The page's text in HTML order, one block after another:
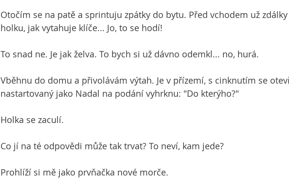
Otočím se na patě a sprintuju zpátky do bytu. Před vchodem už
holku, jak vytahuje klíče... Jo, to se hodí!
To snad ne. Je jak želva. To bych si už dávno odemkl... no, hurá.
Vběhnu do domu a přivolávám výtah. Je v přízemí, s cinknutím se
nastartovaný jako Nadal na podání vyhrknu: "Do kterýho?"
Holka se zaculí.
Co jí na té odpovědi může tak trvat? To neví, kam jede?
Prohlíží si mě jako prvňačka nové morče.